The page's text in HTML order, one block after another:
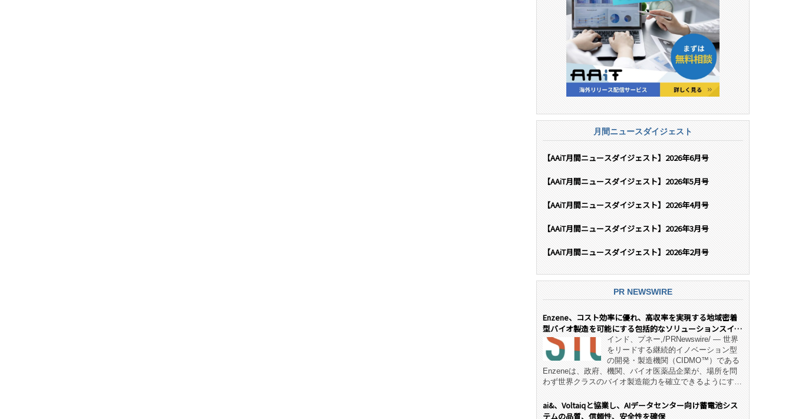
月間ニュースダイジェスト
【AAiT月間ニュースダイジェスト】2026年6月号
【AAiT月間ニュースダイジェスト】2026年5月号
【AAiT月間ニュースダイジェスト】2026年4月号
【AAiT月間ニュースダイジェスト】2026年3月号
【AAiT月間ニュースダイジェスト】2026年2月号
PR NEWSWIRE
Enzene、コスト効率に優れ、高収率を実現する地域密着
型バイオ製造を可能にする包括的なソリューションスイー
ト「NeX™」 をリリースインド、プネー,/PRNewswire/ — 世界
をリードする継続的イノベーション型
の開発・製造機関（CIDMO™）である
Enzeneは、政府、機関、バイオ医薬品企業が、場所を問
わず世界クラスのバイオ製造能力を確立できるようにす
デル「NeX™」の立ち上げを発表しました。 同社の実績
あるEnzeneX® fully‑connected continuous
ai&、Voltaiqと協業し、AIデータセンター向け蓄電池シス
テムの品質、信頼性、安全性を確保